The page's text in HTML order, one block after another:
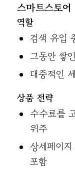
스마트스토어
역할
검색 유입
그동안 쌓
대중적인
상품 전략
수수료를
위주
상세페이
포함